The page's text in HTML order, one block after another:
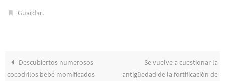
Guardar.
Descubiertos numerosos
cocodrilos bebé momificados
Se vuelve a cuestionar la
antigüedad de la fortificación de